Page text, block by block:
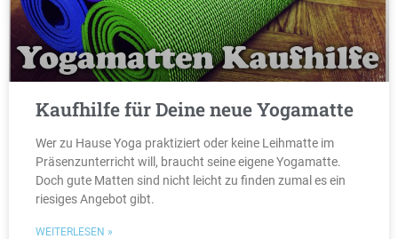
Kaufhilfe für Deine neue Yogamatte
Wer zu Hause Yoga praktiziert oder keine Leihmatte im
Präsenzunterricht will, braucht seine eigene Yogamatte.
Doch gute Matten sind nicht leicht zu finden zumal es ein
riesiges Angebot gibt.
WEITERLESEN »